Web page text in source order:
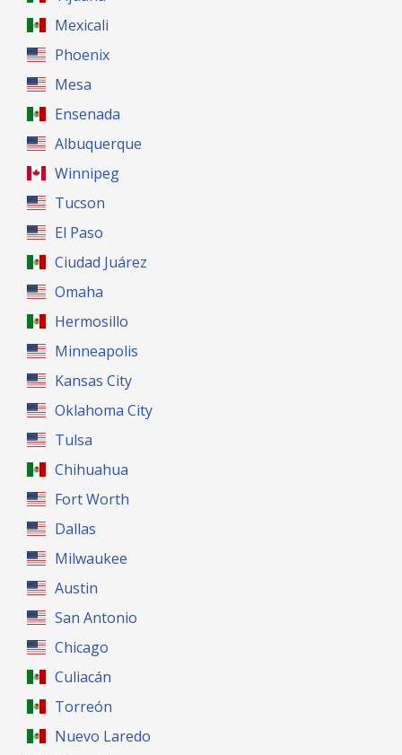
Mexicali
Phoenix
Mesa
Ensenada
Albuquerque
Winnipeg
Tucson
El Paso
Ciudad Juárez
Omaha
Hermosillo
Minneapolis
Kansas City
Oklahoma City
Tulsa
Chihuahua
Fort Worth
Dallas
Milwaukee
Austin
San Antonio
Chicago
Culiacán
Torreón
Nuevo Laredo